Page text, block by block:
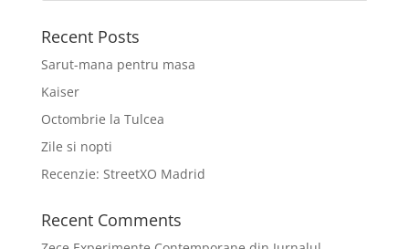
Recent Posts
Sarut-mana pentru masa
Kaiser
Octombrie la Tulcea
Zile si nopti
Recenzie: StreetXO Madrid
Recent Comments